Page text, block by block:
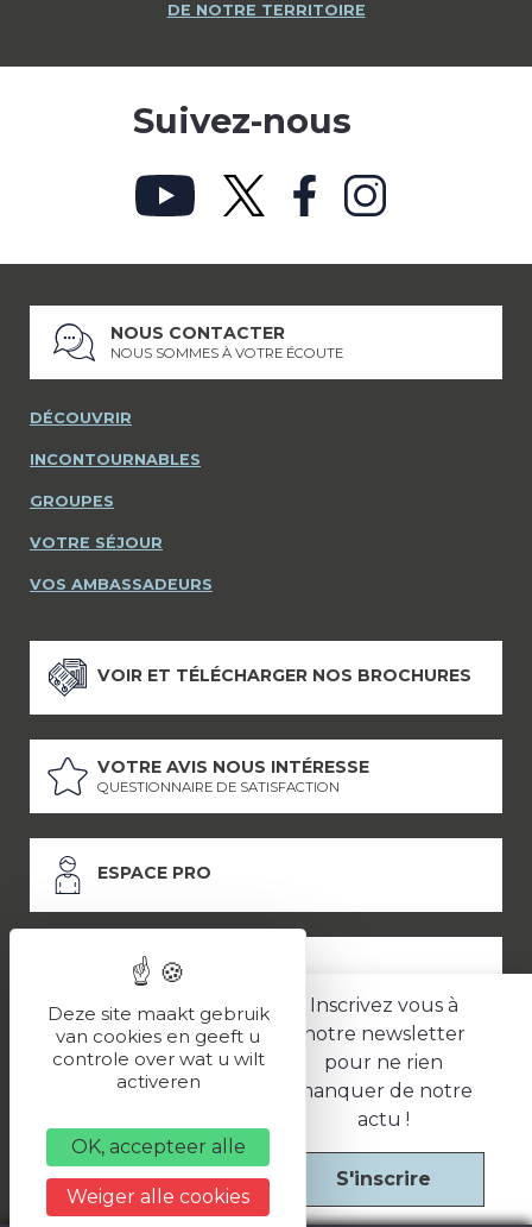
Inscrivez vous à
notre newsletter
pour ne rien
manquer de notre
actu !
S'inscrire
DE NOTRE TERRITOIRE
Suivez-nous
NOUS CONTACTER
NOUS SOMMES À VOTRE ÉCOUTE
DÉCOUVRIR
INCONTOURNABLES
GROUPES
VOTRE SÉJOUR
VOS AMBASSADEURS
VOIR ET TÉLÉCHARGER NOS BROCHURES
VOTRE AVIS NOUS INTÉRESSE
QUESTIONNAIRE DE SATISFACTION
ESPACE PRO
ESPACE PRESSE
LES PARTENAIRES
Politique de confidentialité
Une réalisation
Deze site maakt gebruik
van cookies en geeft u
controle over wat u wilt
activeren
OK, accepteer alle
Weiger alle cookies